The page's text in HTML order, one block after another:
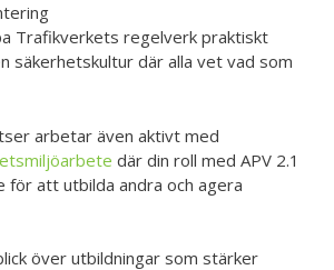
Trafikverkets regelverk praktiskt
säkerhetskultur där alla vet vad som
arbetar även aktivt med
där din roll med APV 2.1
för att utbilda andra och agera
över utbildningar som stärker